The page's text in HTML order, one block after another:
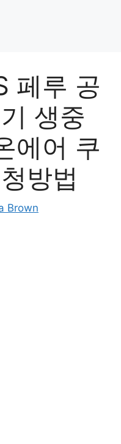
페루 공
생중
에어 쿠
방법
Brown